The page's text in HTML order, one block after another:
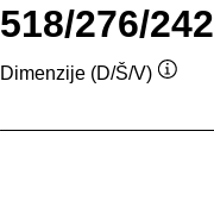
518/276/242
Dimenzije (D/Š/V)